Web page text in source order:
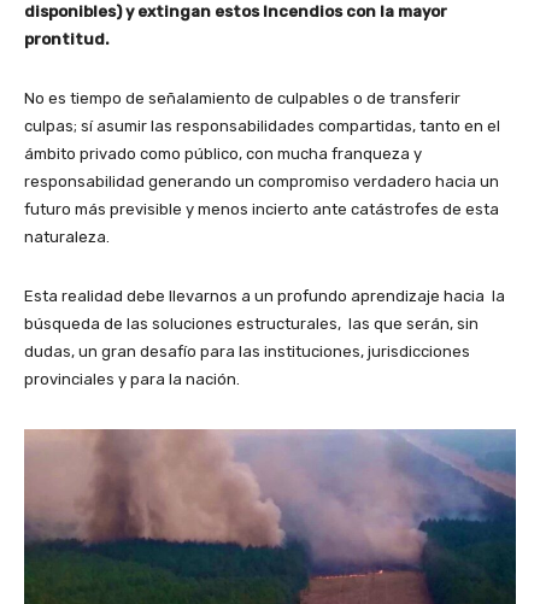
disponibles) y extingan estos Incendios con la mayor
prontitud.
No es tiempo de señalamiento de culpables o de transferir
culpas; sí asumir las responsabilidades compartidas, tanto en el
ámbito privado como público, con mucha franqueza y
responsabilidad generando un compromiso verdadero hacia un
futuro más previsible y menos incierto ante catástrofes de esta
naturaleza.
Esta realidad debe llevarnos a un profundo aprendizaje hacia la
búsqueda de las soluciones estructurales, las que serán, sin
dudas, un gran desafío para las instituciones, jurisdicciones
provinciales y para la nación.